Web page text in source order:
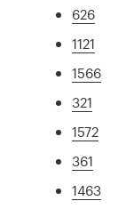
626
1121
1566
321
1572
361
1463